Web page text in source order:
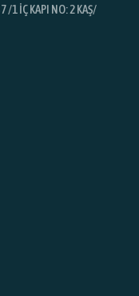
/1 İÇ KAPI NO: 2 KAŞ/